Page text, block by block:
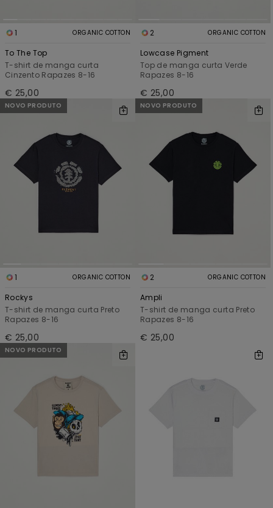
1 ORGANIC COTTON
To The Top
T-shirt de manga curta
Cinzento Rapazes 8-16
€ 25,00
2 ORGANIC COTTON
Lowcase Pigment
Top de manga curta Verde
Rapazes 8-16
€ 25,00
NOVO PRODUTO
1 ORGANIC COTTON
Rockys
T-shirt de manga curta Preto
Rapazes 8-16
€ 25,00
NOVO PRODUTO
2 ORGANIC COTTON
Ampli
T-shirt de manga curta Preto
Rapazes 8-16
€ 25,00
NOVO PRODUTO